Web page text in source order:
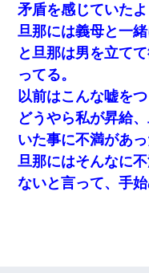
矛盾を感じていたよ
旦那には義母と一
と旦那は男を立て
ってる。
以前はこんな嘘を
どうやら私が昇給
いた事に不満があっ
旦那にはそんなに
ないと言って、手